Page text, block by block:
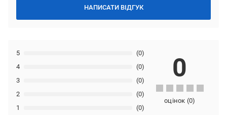
НАПИСАТИ ВІДГУК
1 (0)
2 (0)
3 (0)
4 (0)
5 (0)
0
оцінок (0)